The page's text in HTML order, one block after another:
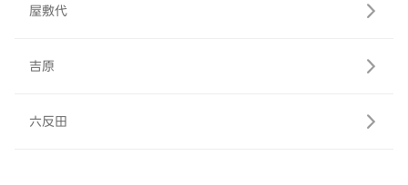
屋敷代
吉原
六反田